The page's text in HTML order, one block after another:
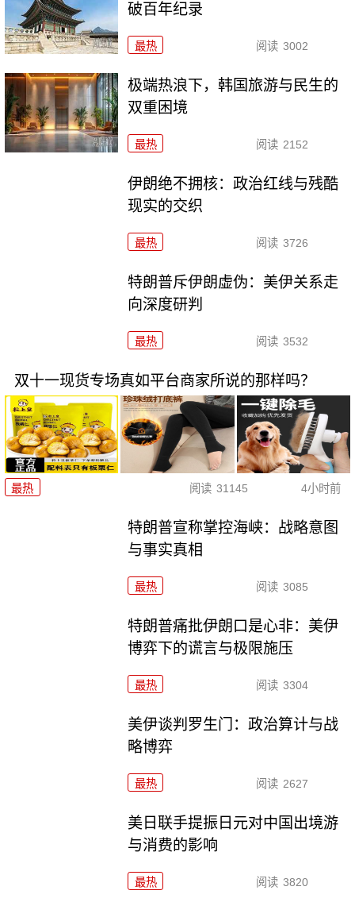
破百年纪录
最热 阅读 3002
极端热浪下，韩国旅游与民生的
双重困境
最热 阅读 2152
伊朗绝不拥核：政治红线与残酷
现实的交织
最热 阅读 3726
特朗普斥伊朗虚伪：美伊关系走
向深度研判
最热 阅读 3532
双十一现货专场真如平台商家所说的那样吗？
最热 阅读 31145 4小时前
特朗普宣称掌控海峡：战略意图
与事实真相
最热 阅读 3085
特朗普痛批伊朗口是心非：美伊
博弈下的谎言与极限施压
最热 阅读 3304
美伊谈判罗生门：政治算计与战
略博弈
最热 阅读 2627
美日联手提振日元对中国出境游
与消费的影响
最热 阅读 3820